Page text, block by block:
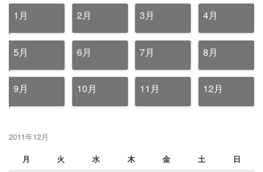
1月 2月 3月 4月
5月 6月 7月 8月
9月 10月 11月 12月
2011年12月
月
火 水 木 金 土 日